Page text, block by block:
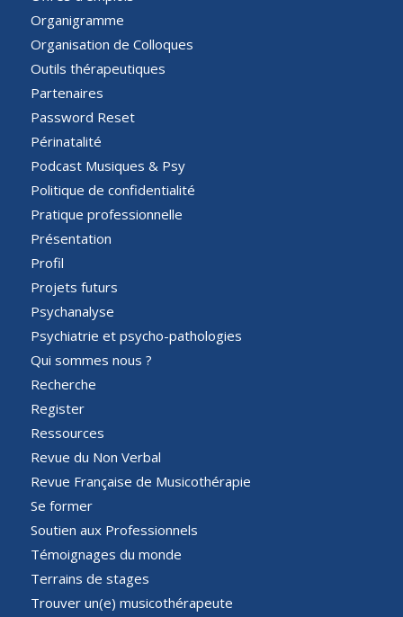
Organigramme
Organisation de Colloques
Outils thérapeutiques
Partenaires
Password Reset
Périnatalité
Podcast Musiques & Psy
Politique de confidentialité
Pratique professionnelle
Présentation
Profil
Projets futurs
Psychanalyse
Psychiatrie et psycho-pathologies
Qui sommes nous ?
Recherche
Register
Ressources
Revue du Non Verbal
Revue Française de Musicothérapie
Se former
Soutien aux Professionnels
Témoignages du monde
Terrains de stages
Trouver un(e) musicothérapeute